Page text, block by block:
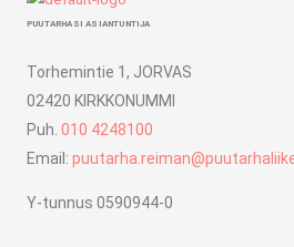
PUUTARHASI ASIANTUNTIJA
Torhemintie 1, JORVAS
02420 KIRKKONUMMI
Puh. 010 4248100
Email:
Y-tunnus 0590944-0